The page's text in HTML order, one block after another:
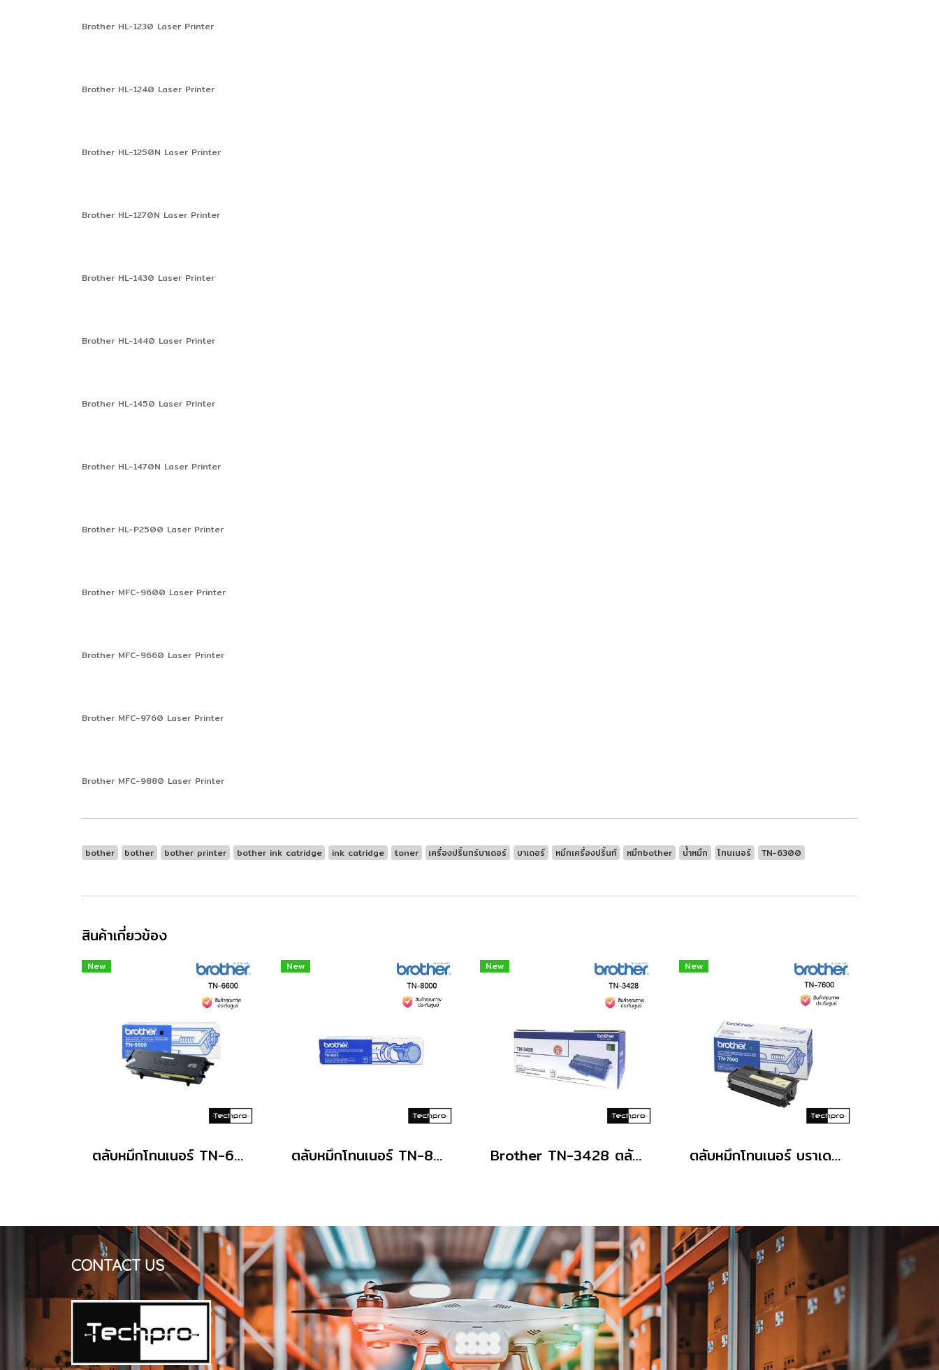
Brother HL-1230 Laser Printer
Brother HL-1240 Laser Printer
Brother HL-1250N Laser Printer
Brother HL-1270N Laser Printer
Brother HL-1430 Laser Printer
Brother HL-1440 Laser Printer
Brother HL-1450 Laser Printer
Brother HL-1470N Laser Printer
Brother HL-P2500 Laser Printer
Brother MFC-9600 Laser Printer
Brother MFC-9660 Laser Printer
Brother MFC-9760 Laser Printer
Brother MFC-9880 Laser Printer
bother bother bother printer bother ink catridge ink catridge toner เครื่องปริ้นทร์บาเดอร์ บาเดอร์ หมึกเครื่องปริ้นท์ หมึกbother น้ำหมึก โทนเนอร์ ​TN-6300
สินค้าเกี่ยวข้อง
New
ตลับหมึกโทนเนอร์ TN-6600 ดำ Brother
New
ตลับหมึกโทนเนอร์ TN-8000 ดำ Brother
New
Brother TN-3428 ตลับหมึกโทนเนอร์
New
ตลับหมึกโทนเนอร์ บราเดอร์ TN-7600 ดำ
CONTACT US